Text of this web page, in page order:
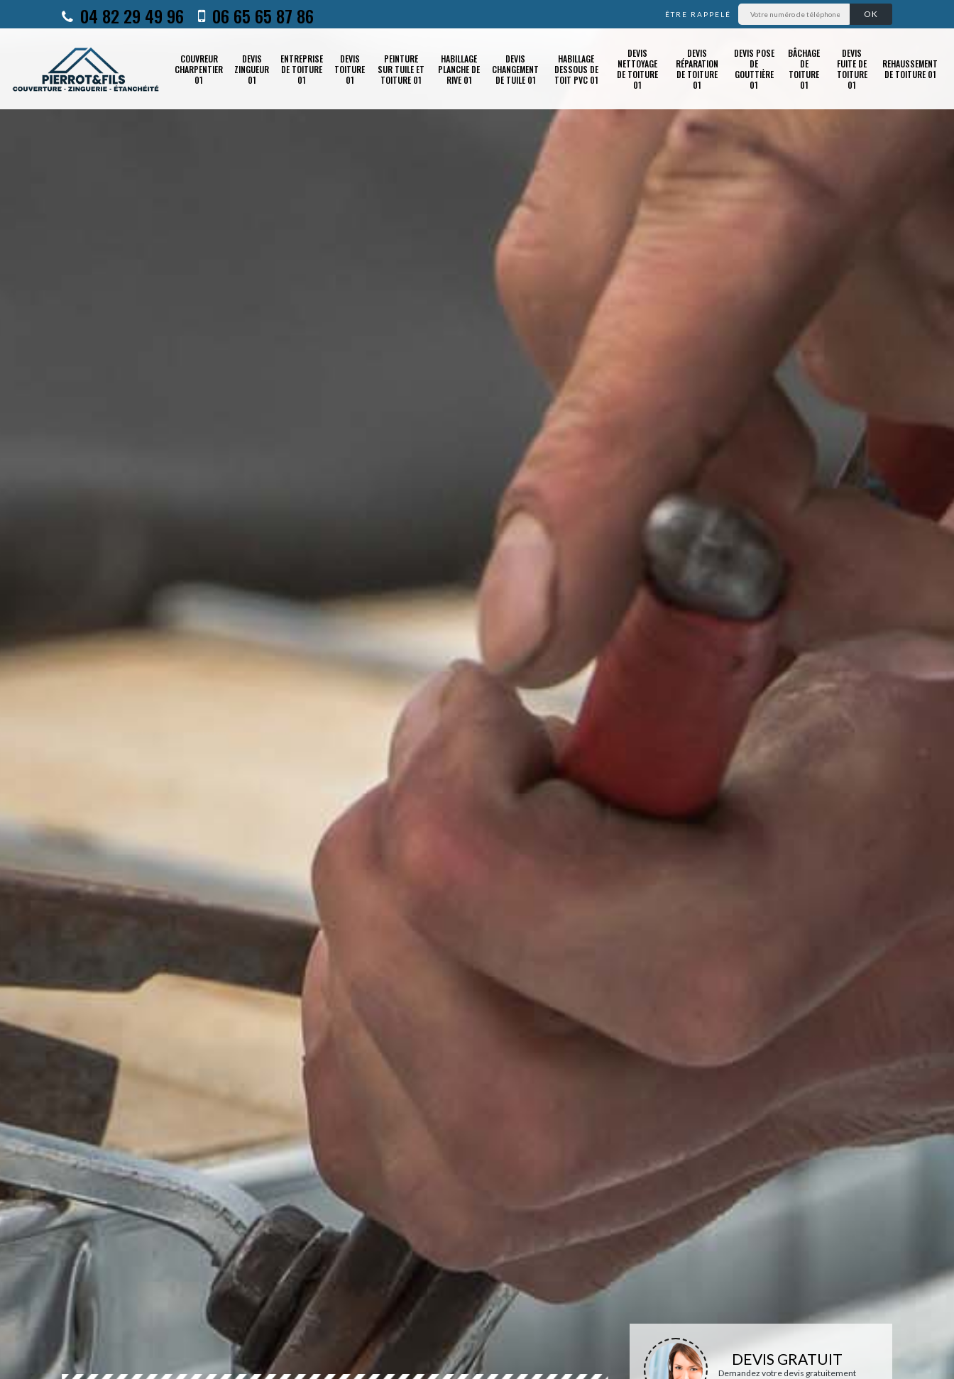
04 82 29 49 96 06 65 65 87 86 ÊTRE RAPPELÉ
COUVREUR
CHARPENTIER
01
DEVIS
ZINGUEUR
01
ENTREPRISE
DE TOITURE
01
DEVIS
TOITURE
01
PEINTURE
SUR TUILE ET
TOITURE 01
HABILLAGE
PLANCHE DE
RIVE 01
DEVIS
CHANGEMENT
DE TUILE 01
HABILLAGE
DESSOUS DE
TOIT PVC 01
DEVIS
NETTOYAGE
DE TOITURE
01
DEVIS
RÉPARATION
DE TOITURE
01
DEVIS POSE
DE
GOUTTIÈRE
01
BÂCHAGE
DE
TOITURE
01
DEVIS
FUITE DE
TOITURE
01
REHAUSSEMENT
DE TOITURE 01
DEVIS GRATUIT
Demandez votre devis gratuitement